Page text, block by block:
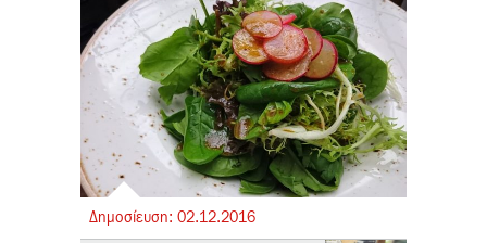
Δημοσίευση: 02.12.2016